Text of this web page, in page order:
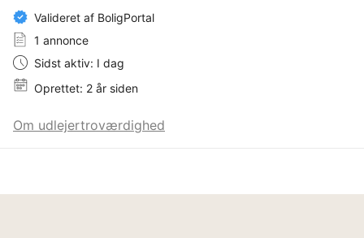
Valideret af BoligPortal
1 annonce
Sidst aktiv: I dag
Oprettet: 2 år siden
Om udlejertroværdighed